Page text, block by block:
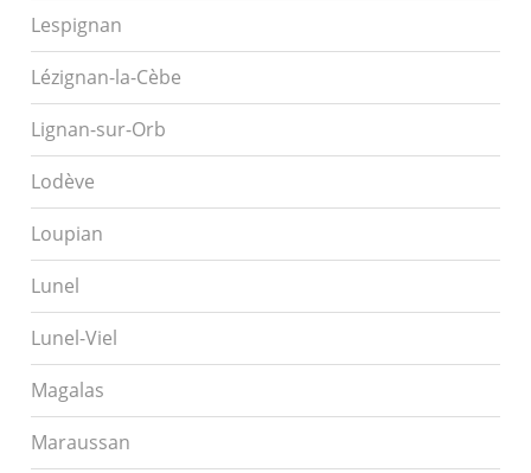
Lespignan
Lézignan-la-Cèbe
Lignan-sur-Orb
Lodève
Loupian
Lunel
Lunel-Viel
Magalas
Maraussan